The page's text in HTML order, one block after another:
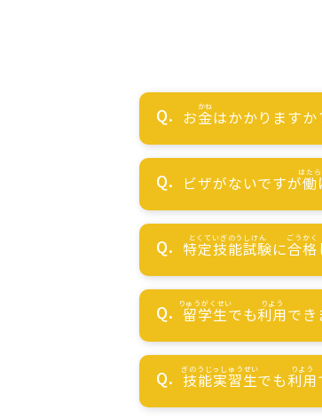
お金はかかりますか
ビザがないですが働
特定技能試験に合格
留学生でも利用でき
技能実習生でも利用